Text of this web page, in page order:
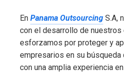
En Panama Outsourcing S.A,
con el desarrollo de
esforzamos por proteger y
empresarios en su búsqueda
con una amplia experiencia